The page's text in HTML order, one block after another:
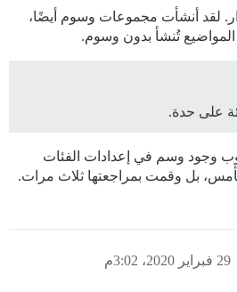
لقد أنشأت مجموعات وسوم أيضًا،
تُنشأ بدون وسوم.
على حدة.
وجود وسم في إعدادات الفئات
بل وقمت بمراجعتها ثلاث مرات.
29 فبراير 2020، 3:02م